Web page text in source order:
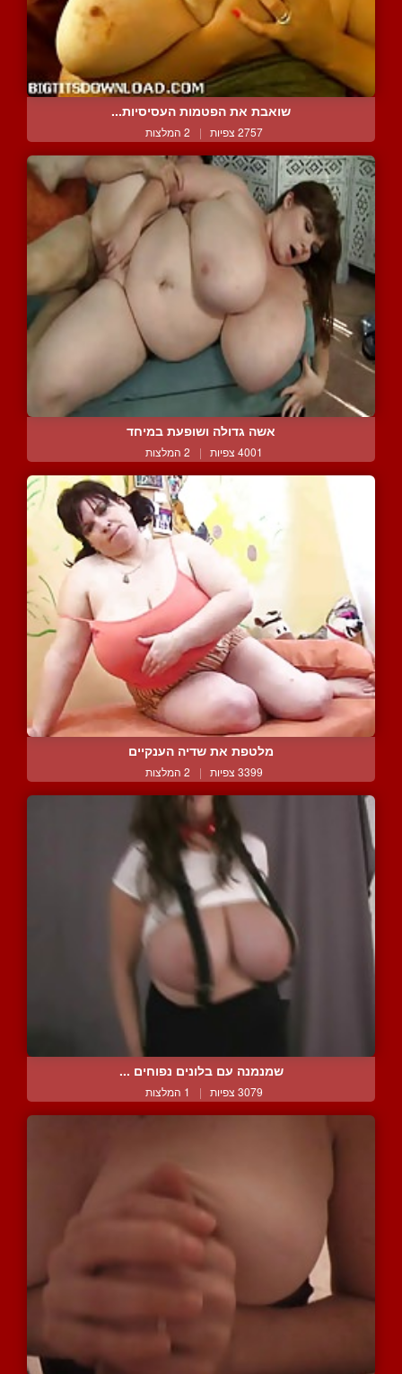
שואבת את הפטמות העסיסיות...
2757 צפיות | 2 המלצות
אשה גדולה ושופעת במיחד
4001 צפיות | 2 המלצות
מלטפת את שדיה הענקיים
3399 צפיות | 2 המלצות
שמנמנה עם בלונים נפוחים ...
3079 צפיות | 1 המלצות